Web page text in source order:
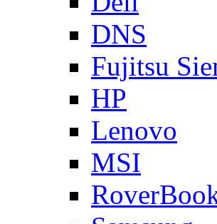
DNS
Fujitsu
HP
Lenovo
MSI